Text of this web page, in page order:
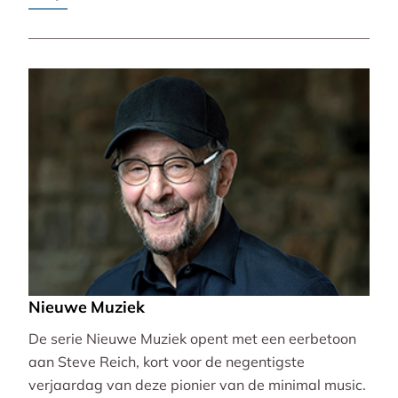
Nieuwe Muziek
De serie Nieuwe Muziek opent met een eerbetoon
aan Steve Reich, kort voor de negentigste
verjaardag van deze pionier van de minimal music.